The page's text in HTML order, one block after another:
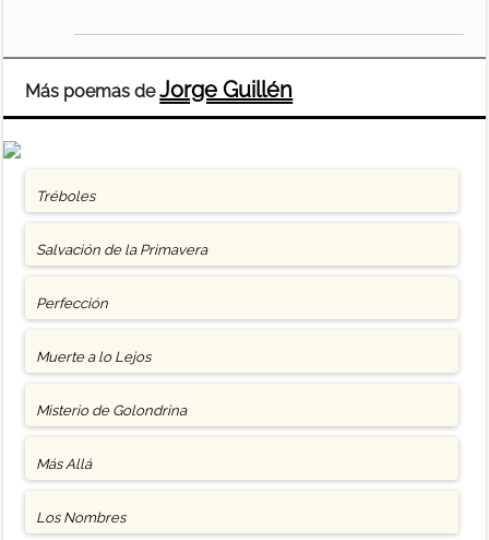
Más poemas deJorge Guillén
Tréboles
Salvación de la Primavera
Perfección
Muerte a lo Lejos
Misterio de Golondrina
Más Allá
Los Nombres